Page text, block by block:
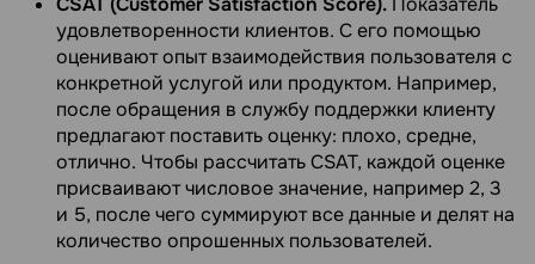
удовлетворенности клиентов. С его помощью
оценивают опыт взаимодействия пользователя с
конкретной услугой или продуктом. Например,
после обращения в службу поддержки клиенту
предлагают поставить оценку: плохо, средне,
отлично. Чтобы рассчитать CSAT, каждой оценке
присваивают числовое значение, например 2, 3
и 5, после чего суммируют все данные и делят на
количество опрошенных пользователей.